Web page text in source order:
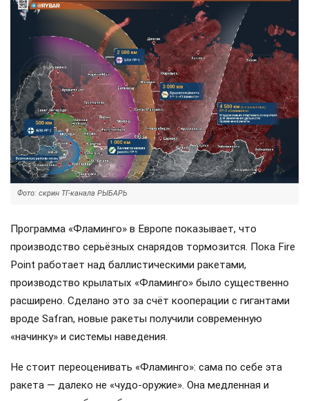
Фото: скрин ТГ-канала РЫБАРЬ
Программа «Фламинго» в Европе показывает, что
производство серьёзных снарядов тормозится. Пока Fire
Point работает над баллистическими ракетами,
производство крылатых «Фламинго» было существенно
расширено. Сделано это за счёт кооперации с гигантами
вроде Safran, новые ракеты получили современную
«начинку» и системы наведения.
Не стоит переоценивать «Фламинго»: сама по себе эта
ракета — далеко не «чудо-оружие». Она медленная и